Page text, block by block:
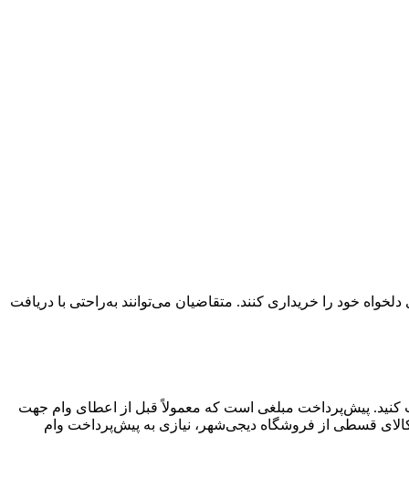
خود را خریداری کنند. متقاضیان می‌توانند به‌راحتی با دریافت
کنید. پیش‌پرداخت مبلغی است که معمولاً قبل از اعطای وام جهت
قسطی از فروشگاه دیجی‌شهر، نیازی به پیش‌پرداخت وام